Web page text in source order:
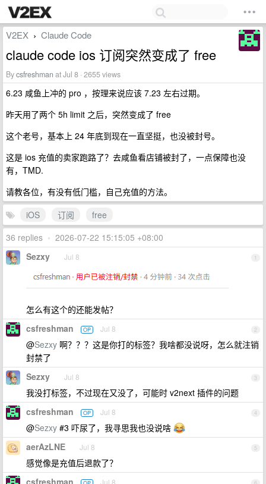
V2EX › Claude Code
claude code ios 订阅突然变成了 free
Bycsfreshman at Jul 8 · 2655 views
6.23 咸鱼上冲的 pro ，按理来说应该 7.23 左右过期。
昨天用了两个 5h limit 之后，突然变成了 free
这个老号，基本上 24 年底到现在一直坚挺，也没被封号。
这是 ios 充值的卖家跑路了？去咸鱼看店铺被封了，一点保障也没
有，TMD.
请教各位，有没有低门槛，自己充值的方法。
iOS
订阅
free
36 replies • 2026-07-22 15:15:05 +08:00
1
Sezxy Jul 8
怎么有这个的还能发帖？
2
csfreshman OP Jul 8
@Sezxy 啊？？？这是你打的标签？我啥都没说呀，怎么就注销
封禁了
3
Sezxy Jul 8
我没打标签，不过现在又没了，可能时 v2next 插件的问题
4
csfreshman OP Jul 8
@Sezxy #3 吓尿了，我寻思我也没说啥
5
aerAzLNE Jul 8
感觉像是充值后退款了？
csfreshman Jul 8